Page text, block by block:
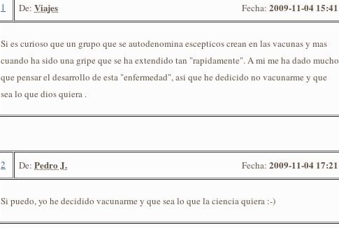
1 De: Viajes Fecha: 2009-11-04 15:41
Si es curioso que un grupo que se autodenomina escepticos crean en las vacunas y mas
cuando ha sido una gripe que se ha extendido tan "rapidamente". A mi me ha dado mucho
que pensar el desarrollo de esta "enfermedad", asi que he dedicido no vacunarme y que
sea lo que dios quiera .
2 De: Pedro J. Fecha: 2009-11-04 17:21
Si puedo, yo he decidido vacunarme y que sea lo que la ciencia quiera :-)